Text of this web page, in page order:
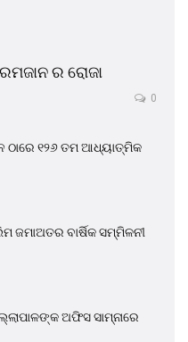
ର ରୋଜା
0
୧୨୬ ତମ ଆଧ୍ୟାତ୍ମିକ
ଜମାଅତର ବାର୍ଷିକ ସମ୍ମିଳନୀ
ଅଫିସ ସାମ୍ନାରେ